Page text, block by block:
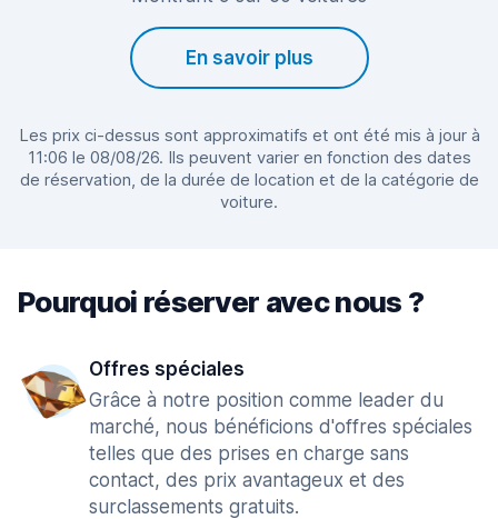
En savoir plus
Les prix ci-dessus sont approximatifs et ont été mis à jour à
11:06 le 08/08/26. Ils peuvent varier en fonction des dates
de réservation, de la durée de location et de la catégorie de
voiture.
Pourquoi réserver avec nous ?
Offres spéciales
Grâce à notre position comme leader du
marché, nous bénéficions d'offres spéciales
telles que des prises en charge sans
contact, des prix avantageux et des
surclassements gratuits.